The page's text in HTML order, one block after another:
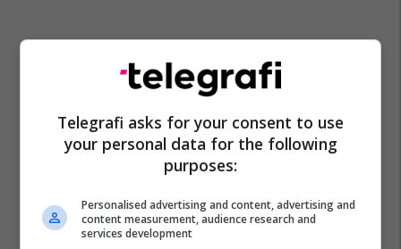
Ngrohja Per Shkolla
Drejtoria E Arsimit Ne Gjilan
Shpend Nuhiu
Telegrafi asks for your consent to use
your personal data for the following
purposes:
Personalised advertising and content, advertising and
content measurement, audience research and
services development